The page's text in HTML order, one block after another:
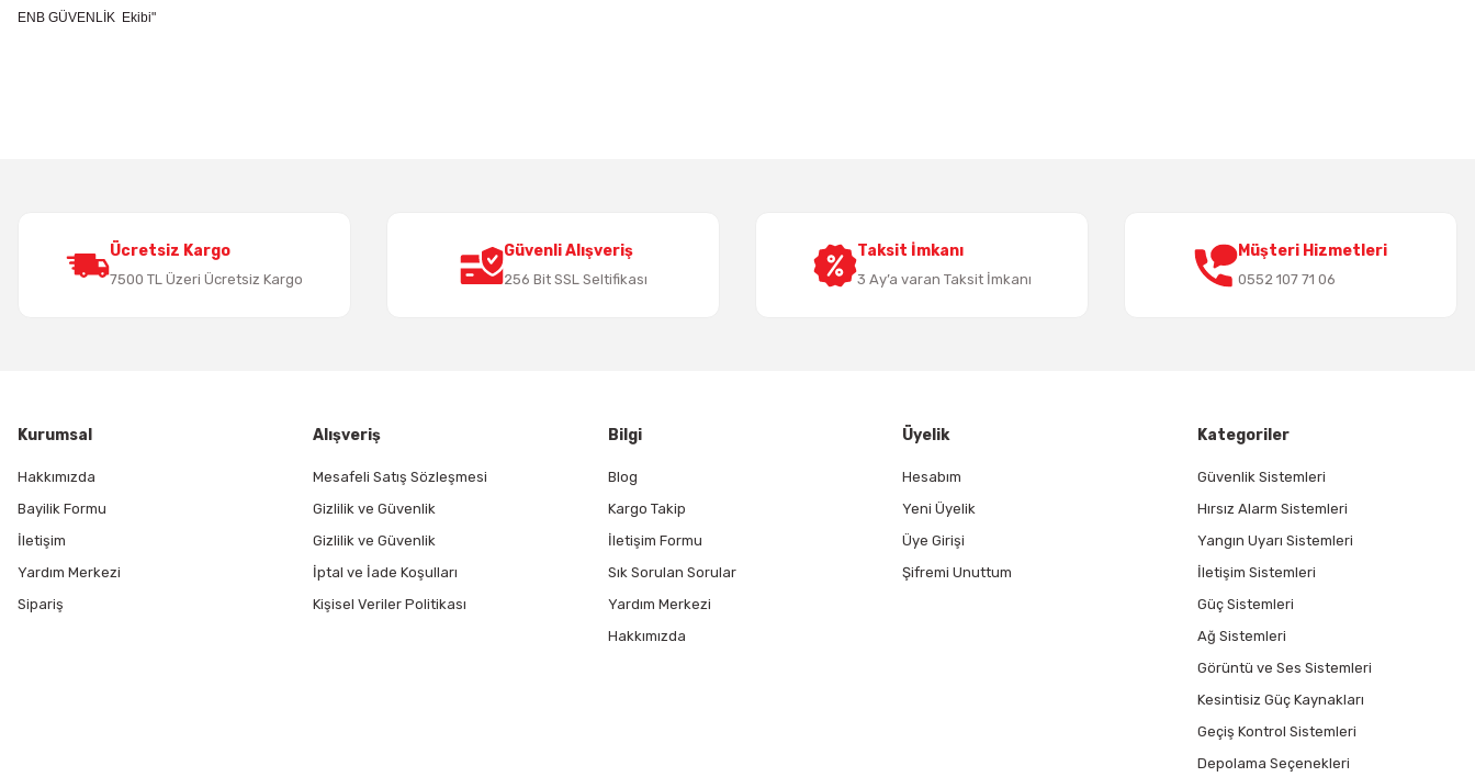
ENB GÜVENLİK Ekibi"
Bu ürüne benzer farklı alternatifler olmalı.
Ücretsiz Kargo
7500 TL Üzeri Ücretsiz Kargo
Güvenli Alışveriş
256 Bit SSL Seltifikası
Taksit İmkanı
3 Ay’a varan Taksit İmkanı
Müşteri Hizmetleri
0552 107 71 06
Kurumsal
Hakkımızda
Bayilik Formu
İletişim
Yardım Merkezi
Sipariş
Alışveriş
Mesafeli Satış Sözleşmesi
Gizlilik ve Güvenlik
Gizlilik ve Güvenlik
İptal ve İade Koşulları
Kişisel Veriler Politikası
Bilgi
Blog
Kargo Takip
İletişim Formu
Sık Sorulan Sorular
Yardım Merkezi
Hakkımızda
Üyelik
Hesabım
Yeni Üyelik
Üye Girişi
Şifremi Unuttum
Kategoriler
Güvenlik Sistemleri
Hırsız Alarm Sistemleri
Yangın Uyarı Sistemleri
İletişim Sistemleri
Güç Sistemleri
Ağ Sistemleri
Görüntü ve Ses Sistemleri
Kesintisiz Güç Kaynakları
Geçiş Kontrol Sistemleri
Depolama Seçenekleri